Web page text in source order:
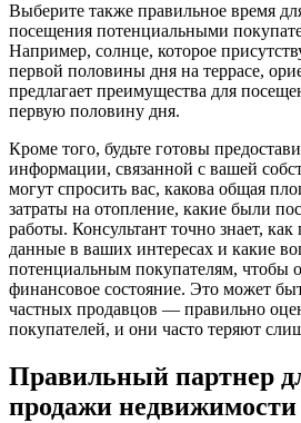
Выберите также правильное время
посещения потенциальными
Например, солнце, которое
первой половины дня на террасе,
предлагает преимущества для
первую половину дня.
Кроме того, будьте готовы
информации, связанной с вашей
могут спросить вас, какова общая
затраты на отопление, какие были
работы. Консультант точно знает, как
данные в ваших интересах и какие
потенциальным покупателям, чтобы
финансовое состояние. Это может
частных продавцов — правильно
покупателей, и они часто теряют
Правильный партнер
продажи недвижимости